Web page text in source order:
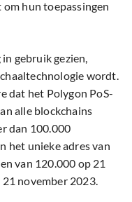
hun toepassingen
gebruik gezien,
wordt.
dat het Polygon PoS-
alle blockchains
dan 100.000
het unieke adres van
van 120.000 op 21
november 2023.